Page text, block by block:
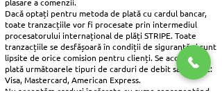
Dacă optați pentru metoda de plată cu cardul bancar,
toate tranzacțiile vor fi procesate prin intermediul
procesatorului internațional de plăți STRIPE. Toate
tranzacțiile se desfășoară în condiții de siguranță și sunt
lipsite de orice comision pentru clienți. Se acceptă la
plată următoarele tipuri de carduri de debit sau credit:
Visa, Mastercard, American Express.
Nu acceptăm carduri încărcate cu sume reprezentând